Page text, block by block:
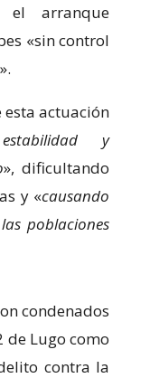
el arranque
«sin control
actuación
y
», dificultando
y «causando
poblaciones
condenados
de Lugo como
contra la